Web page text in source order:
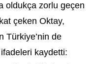
oldukça zorlu geçen
çeken Oktay,
Türkiye’nin de
kaydetti: